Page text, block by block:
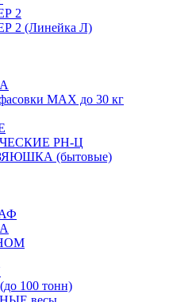
2
2 (Линейка Л)
MAX до 30 кг
РН-Ц
(бытовые)
100 тонн)